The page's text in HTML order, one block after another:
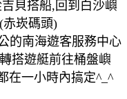
貝搭船,回到白沙嶼
赤崁碼頭)
的南海遊客服務中心
搭遊艇前往桶盤嶼
在一小時內搞定^_^